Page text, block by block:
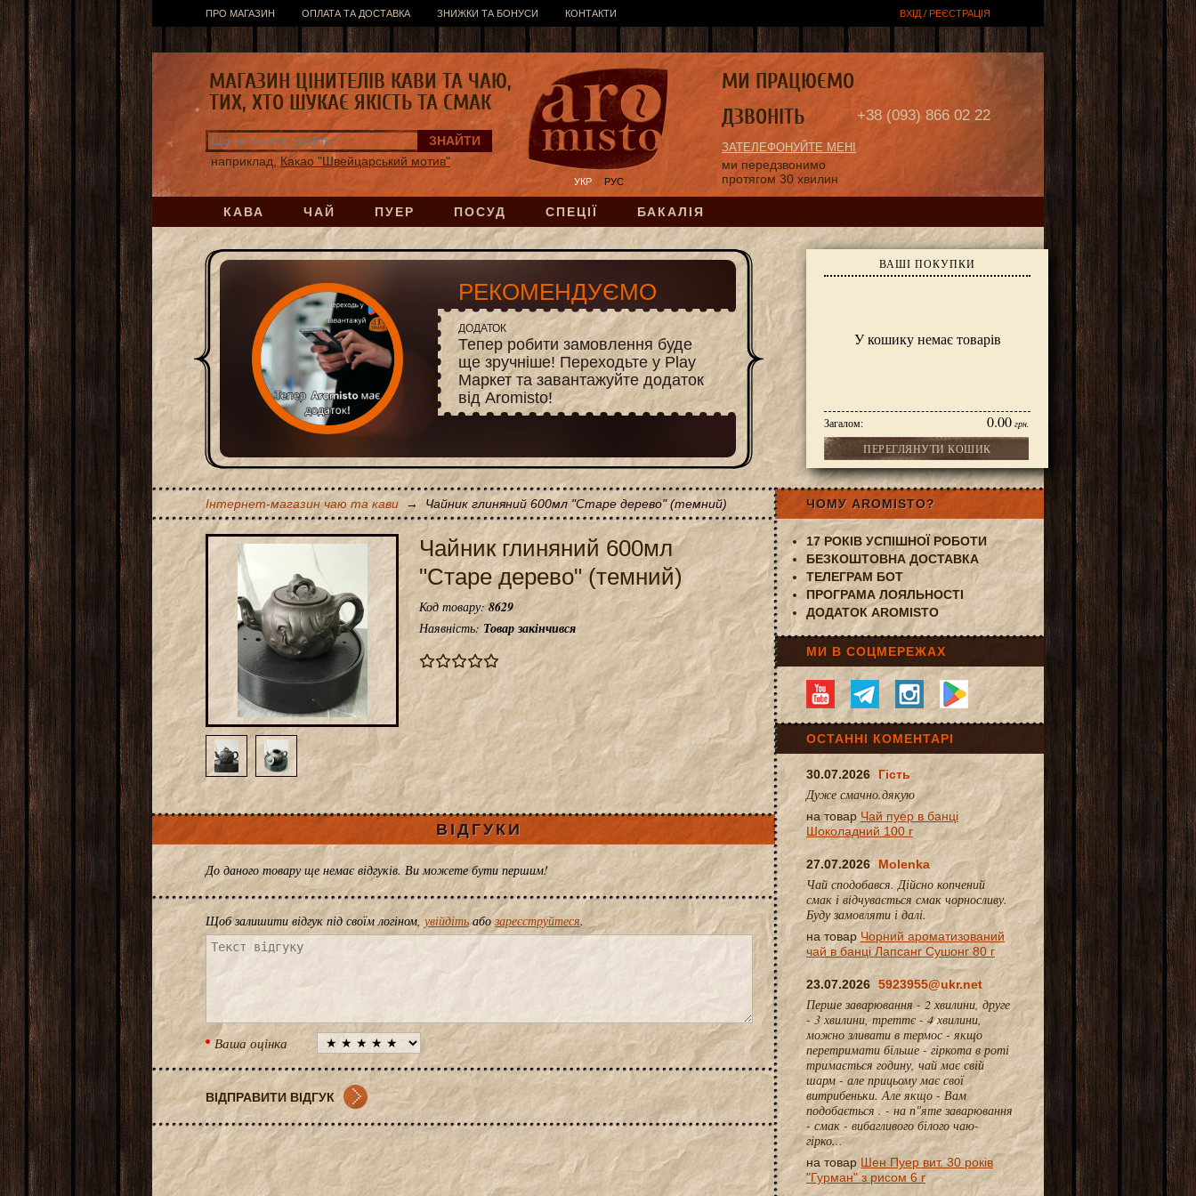
ПРО МАГАЗИН ОПЛАТА ТА ДОСТАВКА ЗНИЖКИ ТА БОНУСИ КОНТАКТИ ВХІД / РЕЄСТРАЦІЯ
КАВА ЧАЙ ПУЕР ПОСУД СПЕЦІЇ БАКАЛІЯ
УКР РУС
наприклад, Какао "Швейцарський мотив"
ВАШІ ПОКУПКИ
У кошику немає товарів
Загалом: 0.00 грн.
ПЕРЕГЛЯНУТИ КОШИК
+38 (093) 866 02 22
ЗАТЕЛЕФОНУЙТЕ МЕНІ
ми передзвонимо
протягом 30 хвилин
МАГАЗИН ЦІНИТЕЛІВ КАВИ ТА ЧАЮ,
ТИХ, ХТО ШУКАЄ ЯКІСТЬ ТА СМАК
МИ ПРАЦЮЄМО
ДЗВОНІТЬ
РЕКОМЕНДУЄМО
ДОДАТОК
Тепер робити замовлення буде
ще зручніше! Переходьте у Play
Маркет та завантажуйте додаток
від Aromisto!
Інтернет-магазин чаю та кави → Чайник глиняний 600мл "Старе дерево" (темний)
Чайник глиняний 600мл
"Старе дерево" (темний)
Код товару:8629
Наявність: Товар закінчився
ВІДГУКИ
До даного товару ще немає відгуків. Ви можете бути першим!
Щоб залишити відгук під своїм логіном, увійдітьабозареєструйтеся.
Ваша оцінка
ЧОМУ AROMISTO?
17 РОКІВ УСПІШНОЇ РОБОТИ
БЕЗКОШТОВНА ДОСТАВКА
ТЕЛЕГРАМ БОТ
ПРОГРАМА ЛОЯЛЬНОСТІ
ДОДАТОК AROMISTO
МИ В СОЦМЕРЕЖАХ
ОСТАННІ КОМЕНТАРІ
30.07.2026 Гість
Дуже смачно.дякую
на товар Чай пуер в банці
Шоколадний 100 г
27.07.2026 Molenka
Чай сподобався. Дійсно копчений
смак і відчувається смак чорносливу.
Буду замовляти і далі.
на товар Чорний ароматизований
чай в банці Лапсанг Сушонг 80 г
23.07.2026 5923955@ukr.net
Перше заварювання - 2 хвилини, друге
- 3 хвилини, треттє - 4 хвилини,
можно зливати в термос - якщо
перетримати більше - гіркота в роті
тримається годину, чай має свій
шарм - але прицьому має свої
витрибеньки. Але якщо - Вам
подобається . - на п"яте заварювання
- смак - вибагливого білого чаю-
гірко...
на товар Шен Пуер вит. 30 років
"Гурман" з рисом 6 г